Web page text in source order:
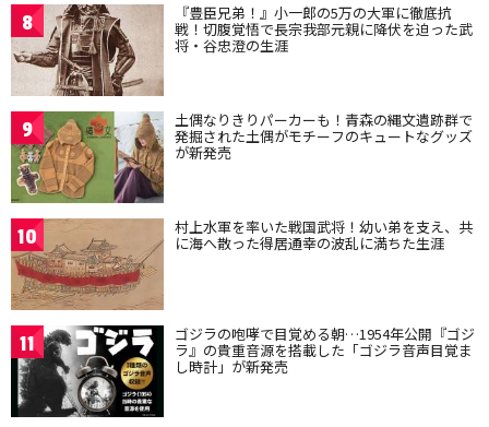
8 『豊臣兄弟！』小一郎の5万の大軍に徹底抗
戦！切腹覚悟で長宗我部元親に降伏を迫った武
将・谷忠澄の生涯
9 土偶なりきりパーカーも！青森の縄文遺跡群で
発掘された土偶がモチーフのキュートなグッズ
が新発売
10 村上水軍を率いた戦国武将！幼い弟を支え、共
に海へ散った得居通幸の波乱に満ちた生涯
11 ゴジラの咆哮で目覚める朝…1954年公開『ゴジ
ラ』の貴重音源を搭載した「ゴジラ音声目覚ま
し時計」が新発売